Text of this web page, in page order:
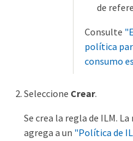
de
Consulte
política
consumo
Seleccione Crear.
Se crea la regla de ILM.
agrega a un "Política de